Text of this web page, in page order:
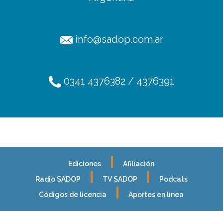
Ediciones
Afiliación
Radio SADOP
TV SADOP
Podcats
Códigos de licencia
Aportes en línea
info@sadop.com.ar
0341 4376382 / 4376391